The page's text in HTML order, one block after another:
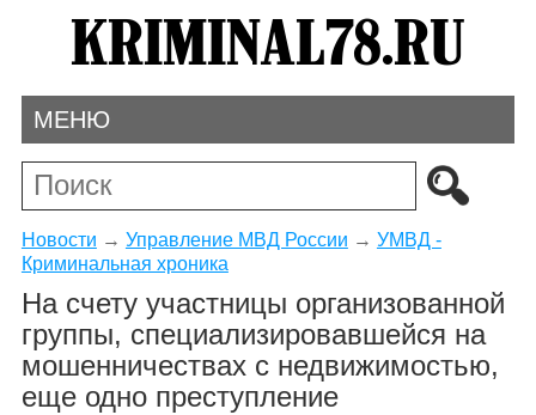
МЕНЮ
Новости → Управление МВД России → УМВД -
Криминальная хроника
На счету участницы организованной
группы, специализировавшейся на
мошенничествах с недвижимостью,
еще одно преступление